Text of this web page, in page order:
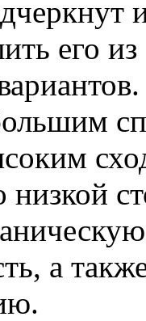
его
низкой
а